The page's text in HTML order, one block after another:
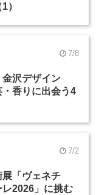
）
7/8
沢デザイン
香りに出会う4
7/2
「ヴェネチ
2026」に挑む